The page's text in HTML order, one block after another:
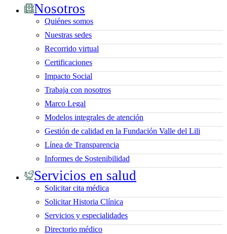
Nosotros
Quiénes somos
Nuestras sedes
Recorrido virtual
Certificaciones
Impacto Social
Trabaja con nosotros
Marco Legal
Modelos integrales de atención
Gestión de calidad en la Fundación Valle del Lili
Línea de Transparencia
Informes de Sostenibilidad
Servicios en salud
Solicitar cita médica
Solicitar Historia Clínica
Servicios y especialidades
Directorio médico